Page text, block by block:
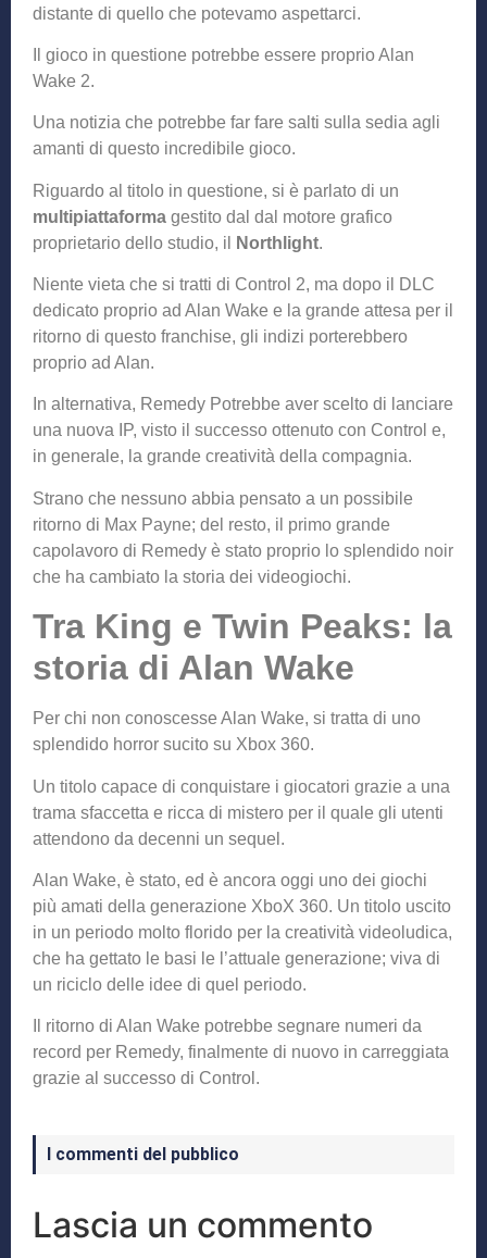
distante di quello che potevamo aspettarci.
Il gioco in questione potrebbe essere proprio Alan
Wake 2.
Una notizia che potrebbe far fare salti sulla sedia agli
amanti di questo incredibile gioco.
Riguardo al titolo in questione, si è parlato di un
multipiattaforma gestito dal dal motore grafico
proprietario dello studio, il
Northlight.
Niente vieta che si tratti di Control 2, ma dopo il DLC
dedicato proprio ad Alan Wake e la grande attesa per il
ritorno di questo franchise, gli indizi porterebbero
proprio ad Alan.
In alternativa, Remedy Potrebbe aver scelto di lanciare
una nuova IP, visto il successo ottenuto con Control e,
in generale, la grande creatività della compagnia.
Strano che nessuno abbia pensato a un possibile
ritorno di Max Payne; del resto, il primo grande
capolavoro di Remedy è stato proprio lo splendido noir
che ha cambiato la storia dei videogiochi.
Tra King e Twin Peaks: la
storia di Alan Wake
Per chi non conoscesse Alan Wake, si tratta di uno
splendido horror sucito su Xbox 360.
Un titolo capace di conquistare i giocatori grazie a una
trama sfaccetta e ricca di mistero per il quale gli utenti
attendono da decenni un sequel.
Alan Wake, è stato, ed è ancora oggi uno dei giochi
più amati della generazione XboX 360. Un titolo uscito
in un periodo molto florido per la creatività videoludica,
che ha gettato le basi le l’attuale generazione; viva di
un riciclo delle idee di quel periodo.
Il ritorno di Alan Wake potrebbe segnare numeri da
record per Remedy, finalmente di nuovo in carreggiata
grazie al successo di Control.
I commenti del pubblico
Lascia un commento